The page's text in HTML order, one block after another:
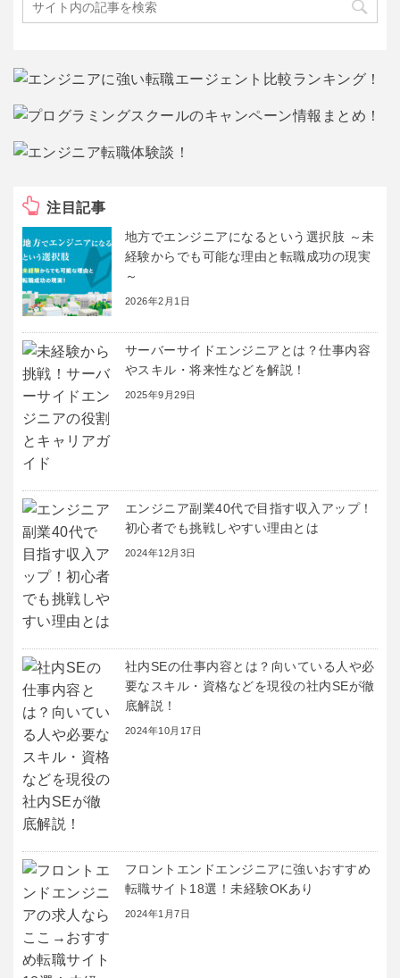
注目記事
地方でエンジニアになるという選択肢 ～未
経験からでも可能な理由と転職成功の現実
～
2026年2月1日
サーバーサイドエンジニアとは？仕事内容
やスキル・将来性などを解説！
2025年9月29日
エンジニア副業40代で目指す収入アップ！
初心者でも挑戦しやすい理由とは
2024年12月3日
社内SEの仕事内容とは？向いている人や必
要なスキル・資格などを現役の社内SEが徹
底解説！
2024年10月17日
フロントエンドエンジニアに強いおすすめ
転職サイト18選！未経験OKあり
2024年1月7日